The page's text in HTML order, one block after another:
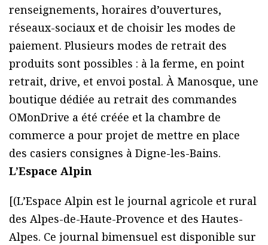
renseignements, horaires d’ouvertures,
réseaux-sociaux et de choisir les modes de
paiement. Plusieurs modes de retrait des
produits sont possibles : à la ferme, en point
retrait, drive, et envoi postal. À Manosque, une
boutique dédiée au retrait des commandes
OMonDrive a été créée et la chambre de
commerce a pour projet de mettre en place
des casiers consignes à Digne-les-Bains.
L’Espace Alpin
[(L’Espace Alpin est le journal agricole et rural
des Alpes-de-Haute-Provence et des Hautes-
Alpes. Ce journal bimensuel est disponible sur